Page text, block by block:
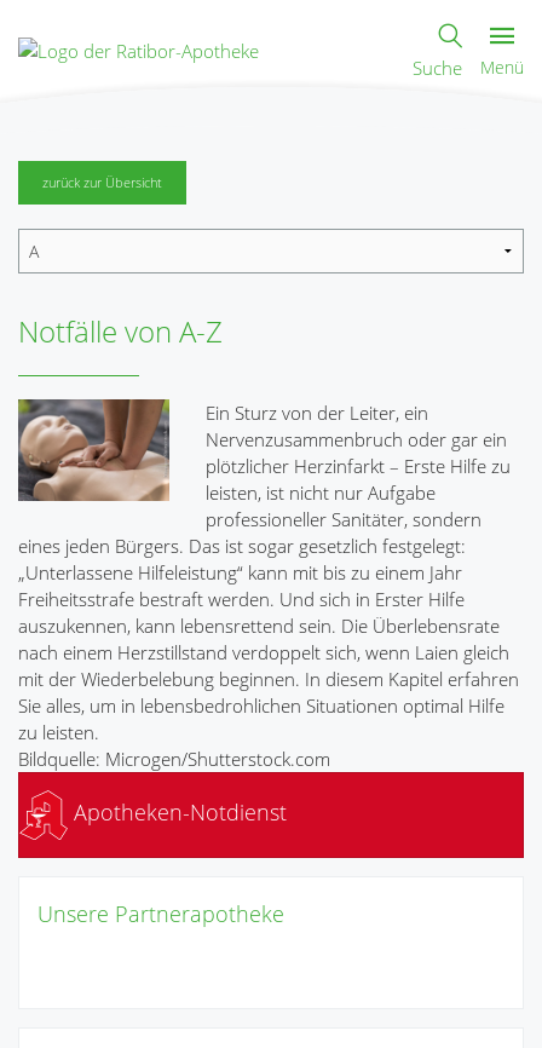
Suche Menü
zurück zur Übersicht
Notfälle von A-Z
Ein Sturz von der Leiter, ein
Nervenzusammenbruch oder gar ein
plötzlicher Herzinfarkt – Erste Hilfe zu
leisten, ist nicht nur Aufgabe
professioneller Sanitäter, sondern
eines jeden Bürgers. Das ist sogar gesetzlich festgelegt:
„Unterlassene Hilfeleistung“ kann mit bis zu einem Jahr
Freiheitsstrafe bestraft werden. Und sich in Erster Hilfe
auszukennen, kann lebensrettend sein. Die Überlebensrate
nach einem Herzstillstand verdoppelt sich, wenn Laien gleich
mit der Wiederbelebung beginnen. In diesem Kapitel erfahren
Sie alles, um in lebensbedrohlichen Situationen optimal Hilfe
zu leisten.
Bildquelle: Microgen/Shutterstock.com
Apotheken-Notdienst
Unsere Partnerapotheke